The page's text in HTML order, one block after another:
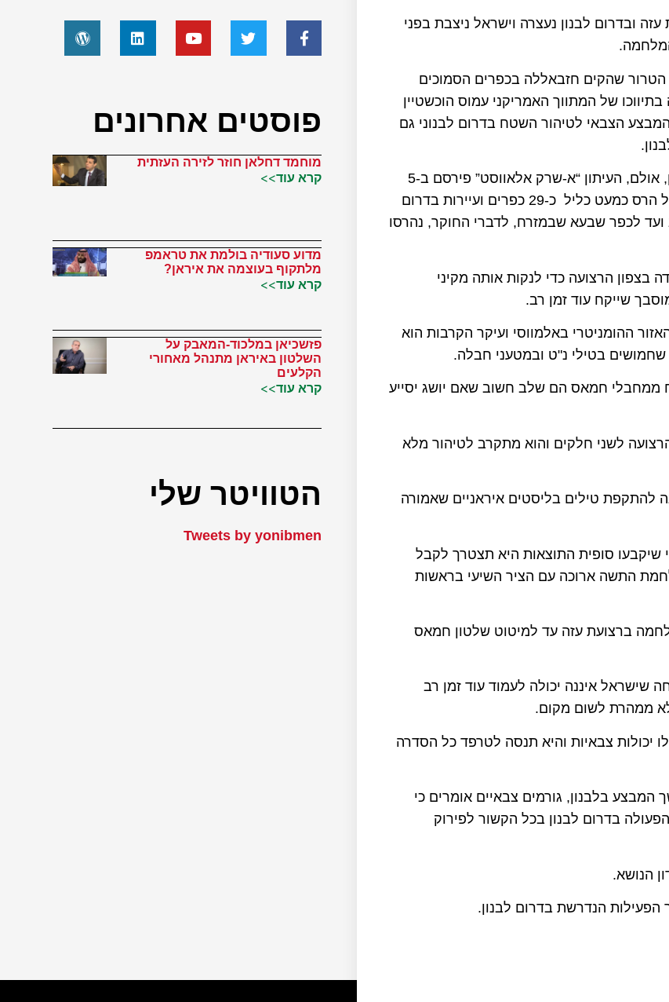
ובדרום לבנון נעצרה וישראל ניצבת בפני
שהקים חזבאללה בכפרים הסמוכים
של המתווך האמריקני עמוס הוכשטיין
הצבאי לטיהור השטח בדרום לבנוני גם
צה"ל שומר על עמימות לגבי הישגי המבצעיים בדרום לבנון, אולם, העיתון “א-שרק אלאווסט” פירסם ב-5
בנובמבר כי על פי חוקר ב"חברה הבינלאומית למידע", צה"ל הרס כמעט כליל כ-29 כפרים ועיירות בדרום
מאל-נאקורה במערב ועד לכפר שבעא שבמזרח, לדברי החוקר, נהרסו
בצפון הרצועה כדי לנקות אותה מקיני
שייקח עוד זמן רב.
ההומניטרי באלמווסי ועיקר הקרבות הוא
בטילי נ"ט ובמטעני חבלה.
ממחבלי חמאס הם שלב חשוב שאם יושג יסייע
לשני חלקים והוא מתקרב לטיהור מלא
להתקפת טילים בליסטים איראניים שאמורה
שיקבעו סופית התוצאות היא תצטרך לקבל
התשה ארוכה עם הציר השיעי בראשות
ברצועת עזה עד למיטוט שלטון חמאס
איננה יכולה לעמוד עוד זמן רב
ממהרת לשום מקום.
יכולות צבאיות והיא תנסה לטרפד כל הסדרה
בלבנון, גורמים צבאיים אומרים כי
בדרום לבנון בכל הקשור לפירוק
הנושא.
הנדרשת בדרום לבנון.
פוסטים אחרונים
מוחמד דחלאן חוזר לזירה העזתית
קרא עוד>>
מדוע סעודיה בולמת את טראמפ
מלתקוף בעוצמה את איראן?
קרא עוד>>
פזשכיאן במלכוד-המאבק על
השלטון באיראן מתנהל מאחורי
הקלעים
קרא עוד>>
הטוויטר שלי
Tweets by yonibmen